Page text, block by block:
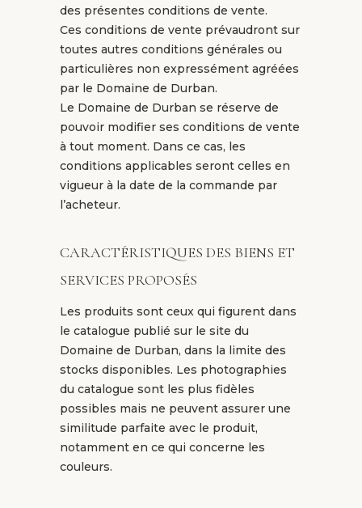
des présentes conditions de vente.
Ces conditions de vente prévaudront sur
toutes autres conditions générales ou
particulières non expressément agréées
par le Domaine de Durban.
Le Domaine de Durban se réserve de
pouvoir modifier ses conditions de vente
à tout moment. Dans ce cas, les
conditions applicables seront celles en
vigueur à la date de la commande par
l’acheteur.
CARACTÉRISTIQUES DES BIENS ET
SERVICES PROPOSÉS
Les produits sont ceux qui figurent dans
le catalogue publié sur le site du
Domaine de Durban, dans la limite des
stocks disponibles. Les photographies
du catalogue sont les plus fidèles
possibles mais ne peuvent assurer une
similitude parfaite avec le produit,
notamment en ce qui concerne les
couleurs.